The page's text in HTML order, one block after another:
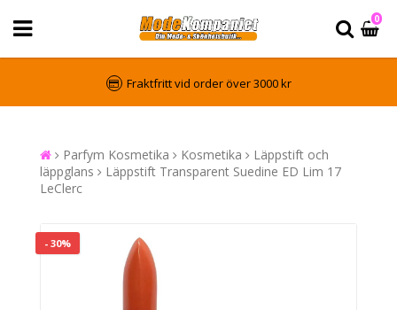
0
Fraktfritt vid order över 3000 kr
Parfym Kosmetika Kosmetika
Läppstift och
läppglans
Läppstift Transparent Suedine ED Lim 17
LeClerc
- 30%